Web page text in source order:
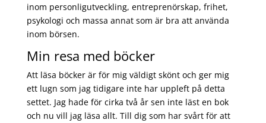
inom personligutveckling, entreprenörskap, frihet,
psykologi och massa annat som är bra att använda
inom börsen.
Min resa med böcker
Att läsa böcker är för mig väldigt skönt och ger mig
ett lugn som jag tidigare inte har uppleft på detta
settet. Jag hade för cirka två år sen inte läst en bok
och nu vill jag läsa allt. Till dig som har svårt för att